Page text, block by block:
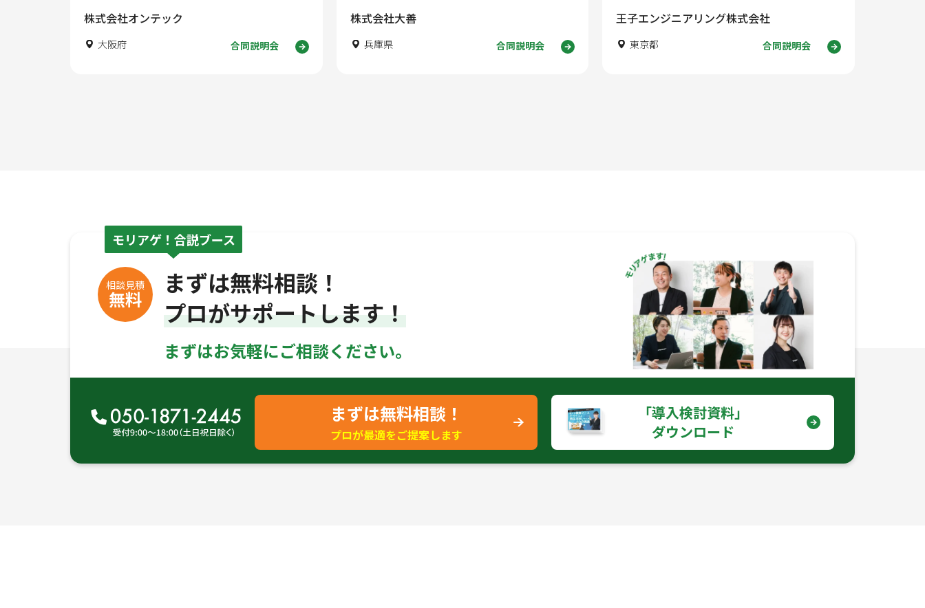
株式会社オンテック
大阪府 合同説明会
株式会社大善
兵庫県 合同説明会
王子エンジニアリング株式会社
東京都 合同説明会
モリアゲ！合説ブース
相談見積
無料
まずは無料相談！
プロがサポートします！
まずはお気軽にご相談ください。
まずは無料相談！
プロが最適をご提案します
｢導入検討資料｣
ダウンロード